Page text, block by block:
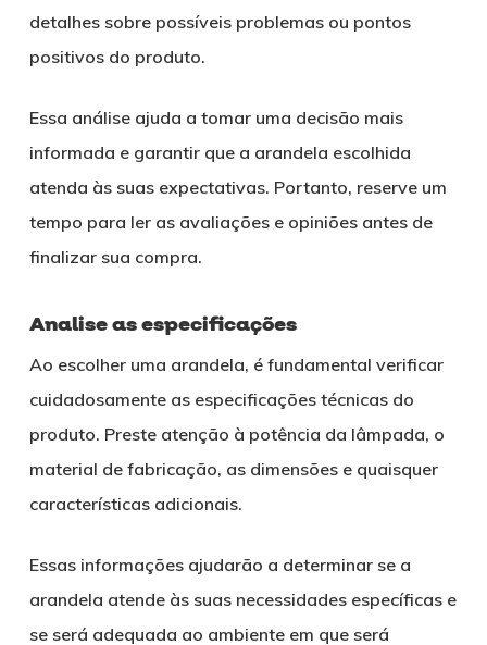
detalhes sobre possíveis problemas ou pontos
positivos do produto.
Essa análise ajuda a tomar uma decisão mais
informada e garantir que a arandela escolhida
atenda às suas expectativas. Portanto, reserve um
tempo para ler as avaliações e opiniões antes de
finalizar sua compra.
Analise as especificações
Ao escolher uma arandela, é fundamental verificar
cuidadosamente as especificações técnicas do
produto. Preste atenção à potência da lâmpada, o
material de fabricação, as dimensões e quaisquer
características adicionais.
Essas informações ajudarão a determinar se a
arandela atende às suas necessidades específicas e
se será adequada ao ambiente em que será